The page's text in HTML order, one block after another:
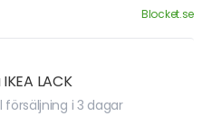
Blocket.se
LACK
försäljning i 3 dagar